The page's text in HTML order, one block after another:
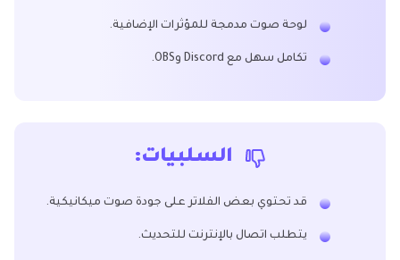
لوحة صوت مدمجة للمؤثرات الإضافية.
تكامل سهل مع Discord وOBS.
السلبيات:
قد تحتوي بعض الفلاتر على جودة صوت ميكانيكية.
يتطلب اتصال بالإنترنت للتحديث.